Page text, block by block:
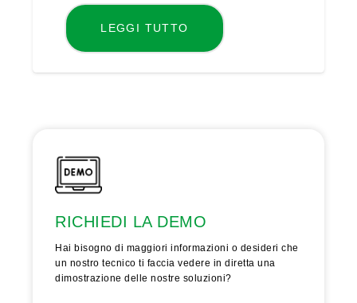
LEGGI TUTTO
RICHIEDI LA DEMO
Hai bisogno di maggiori informazioni o desideri che
un nostro tecnico ti faccia vedere in diretta una
dimostrazione delle nostre soluzioni?